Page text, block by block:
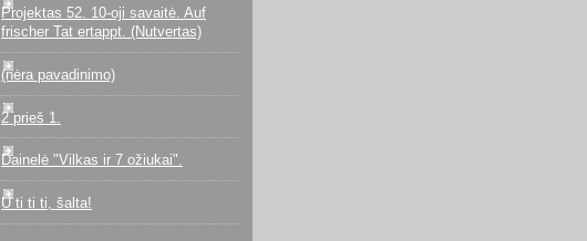
Projektas 52. 10-oji savaitė. Auf
frischer Tat ertappt. (Nutvertas)
(nėra pavadinimo)
2 prieš 1.
Dainelė "Vilkas ir 7 ožiukai".
U ti ti ti, šalta!